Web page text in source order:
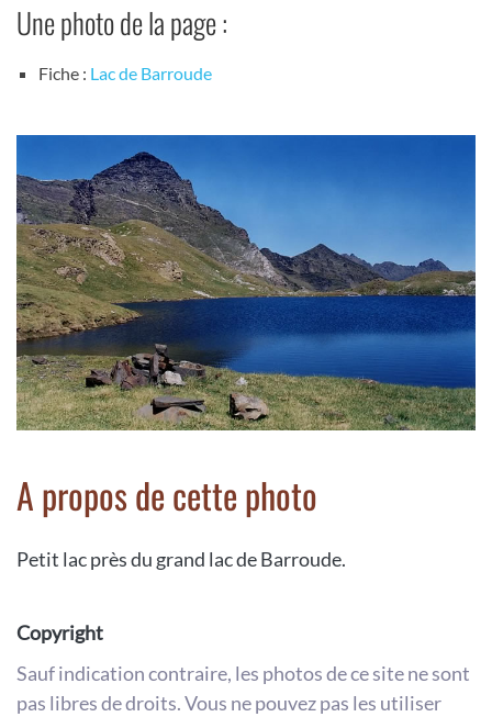
Une photo de la page :
Fiche : Lac de Barroude
A propos de cette photo
Petit lac près du grand lac de Barroude.
Copyright
Sauf indication contraire, les photos de ce site ne sont
pas libres de droits. Vous ne pouvez pas les utiliser